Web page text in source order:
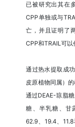
已被研究出其在
CPP单独或与
亡，并且证明了
CPP和TRAIL可以
通过热水提取成
皮原植物同属）
通过DEAE-琼脂
糖、半乳糖、甘
62.9、19.4、